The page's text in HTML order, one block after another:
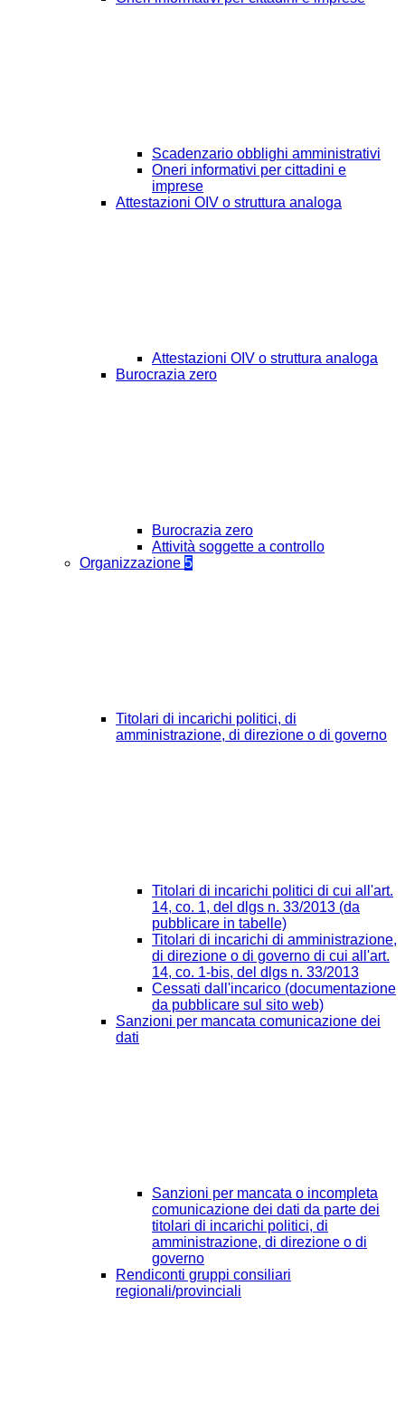
Scadenzario obblighi amministrativi
Oneri informativi per cittadini e
imprese
Attestazioni OIV o struttura analoga
Attestazioni OIV o struttura analoga
Burocrazia zero
Burocrazia zero
Attività soggette a controllo
Organizzazione 5
Titolari di incarichi politici, di
amministrazione, di direzione o di governo
Titolari di incarichi politici di cui all'art.
14, co. 1, del dlgs n. 33/2013 (da
pubblicare in tabelle)
Titolari di incarichi di amministrazione,
di direzione o di governo di cui all'art.
14, co. 1-bis, del dlgs n. 33/2013
Cessati dall'incarico (documentazione
da pubblicare sul sito web)
Sanzioni per mancata comunicazione dei
dati
Sanzioni per mancata o incompleta
comunicazione dei dati da parte dei
titolari di incarichi politici, di
amministrazione, di direzione o di
governo
Rendiconti gruppi consiliari
regionali/provinciali